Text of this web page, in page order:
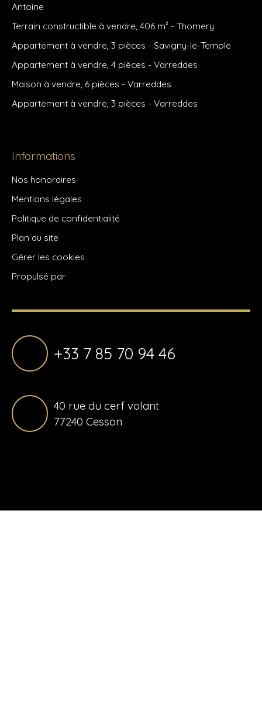
Antoine
Terrain constructible à vendre, 406 m² - Thomery
Appartement à vendre, 3 pièces - Savigny-le-Temple
Appartement à vendre, 4 pièces - Varreddes
Maison à vendre, 6 pièces - Varreddes
Appartement à vendre, 3 pièces - Varreddes
Informations
Nos honoraires
Mentions légales
Politique de confidentialité
Plan du site
Gérer les cookies
Propulsé par
+33 7 85 70 94 46
40 rue du cerf volant
77240 Cesson